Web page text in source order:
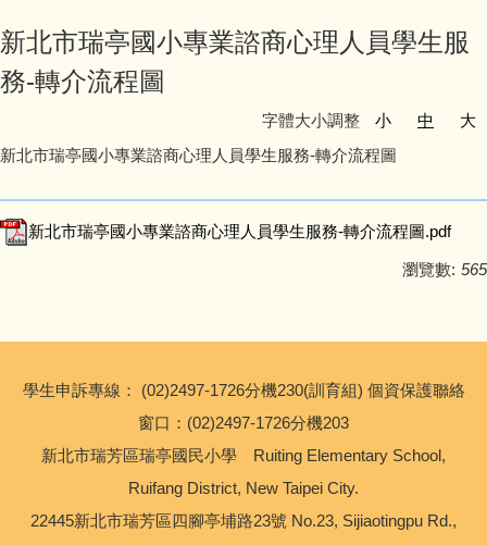
防疫資訊與停課不停學專區
友善校園專區
政策宣導與相關資源
瑞亭教育基金會
公職人員利益衝突迴避專區
新北市瑞亭國小專業諮商心理人員學生服
務-轉介流程圖
字體大小調整 小 中
大
新北市瑞亭國小專業諮商心理人員學生服務-轉介流程圖
新北市瑞亭國小專業諮商心理人員學生服務-轉介流程圖.pdf
瀏覽數: 565
學生申訴專線： (02)2497-1726分機230(訓育組) 個資保護聯絡
窗口：(02)2497-1726分機203
新北市瑞芳區瑞亭國民小學 Ruiting Elementary School,
Ruifang District, New Taipei City.
22445新北市瑞芳區四腳亭埔路23號 No.23, Sijiaotingpu Rd.,